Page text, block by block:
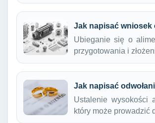
Jak napisać wniosek
Ubieganie się o
przygotowania i
Jak napisać
Ustalenie wysokości
który może